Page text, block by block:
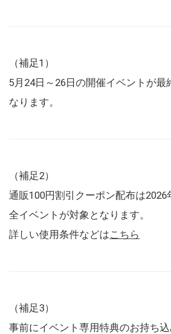
（補足1）
5月24日～26日の開催イベントが最
なります。
（補足2）
通販100円割引クーポン配布は
全イベントが対象となります。
詳しい使用条件などはこちら
（補足3）
事前にイベント専用特典のお持ち